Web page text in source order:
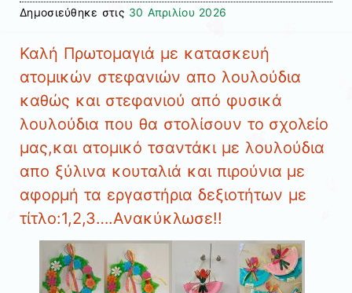
Δημοσιεύθηκε στις 30 Απριλίου 2026
Καλή Πρωτομαγιά με κατασκευή
ατομικών στεφανιών απο λουλούδια
καθώς και στεφανιού από φυσικά
λουλούδια που θα στολίσουν το σχολείο
μας,και ατομικό τσαντάκι με λουλούδια
απο ξύλινα κουταλιά και πιρούνια με
αφορμή τα εργαστήρια δεξιοτήτων με
τίτλο:1,2,3….Ανακύκλωσε!!